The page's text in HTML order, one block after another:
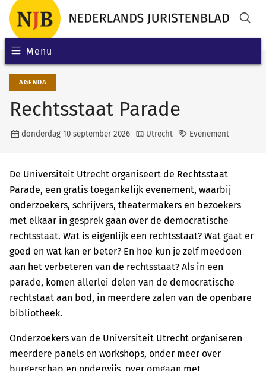
Menu
AGENDA
Rechtsstaat Parade
donderdag 10 september 2026 Utrecht Evenement
De Universiteit Utrecht organiseert de Rechtsstaat
Parade, een gratis toegankelijk evenement, waarbij
onderzoekers, schrijvers, theatermakers en bezoekers
met elkaar in gesprek gaan over de democratische
rechtsstaat. Wat is eigenlijk een rechtsstaat? Wat gaat er
goed en wat kan er beter? En hoe kun je zelf meedoen
aan het verbeteren van de rechtsstaat? Als in een
parade, komen allerlei delen van de democratische
rechtstaat aan bod, in meerdere zalen van de openbare
bibliotheek.
Onderzoekers van de Universiteit Utrecht organiseren
meerdere panels en workshops, onder meer over